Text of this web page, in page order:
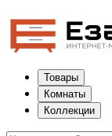
Товары
Комнаты
Коллекции